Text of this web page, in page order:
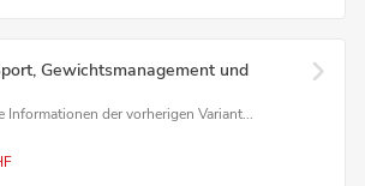
Gewichtsmanagement und
Informationen der vorherigen Variant...